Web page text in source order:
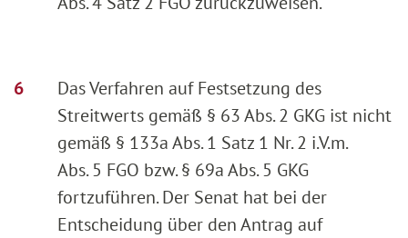
Das Verfahren auf Festsetzung des
Streitwerts gemäß § 63 Abs. 2 GKG ist nicht
gemäß § 133a Abs. 1 Satz 1 Nr. 2 i.V.m.
Abs. 5 FGO bzw. § 69a Abs. 5 GKG
fortzuführen. Der Senat hat bei der
Entscheidung über den Antrag auf